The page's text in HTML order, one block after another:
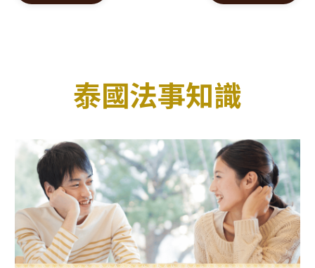
泰國法事知識